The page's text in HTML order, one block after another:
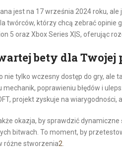
jest na 17 września 2024 roku,
twórców, którzy chcą zebrać opinie
5 oraz Xbox Series X|S, oferując
bety dla Twojej
nie tylko wczesny dostęp do gry, ale
poprawieniu błędów i
projekt zyskuje na
okazja, by sprawdzić
bitwach. To moment, by
różne stworzenia2